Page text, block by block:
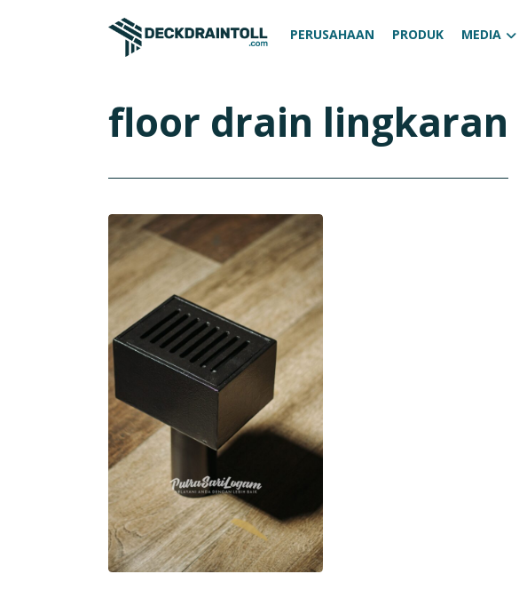
PERUSAHAAN PRODUK MEDIA
floor drain lingkaran